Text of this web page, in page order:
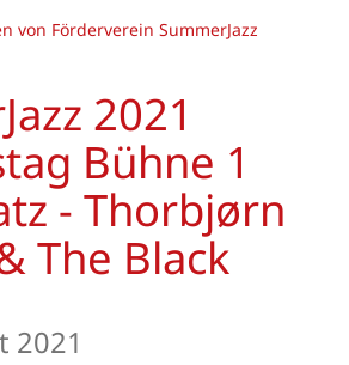
von Förderverein SummerJazz
2021
Bühne 1
- Thorbjørn
The Black
2021